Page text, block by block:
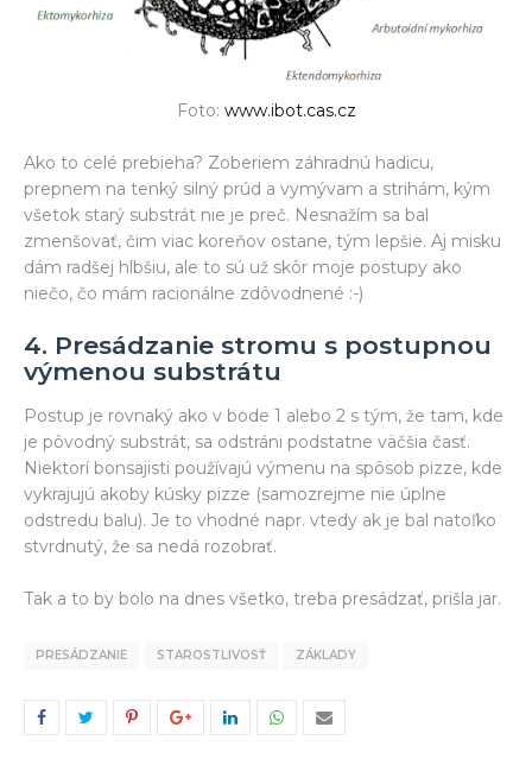
Foto: www.ibot.cas.cz
Ako to celé prebieha? Zoberiem záhradnú hadicu,
prepnem na tenký silný prúd a vymývam a strihám, kým
všetok starý substrát nie je preč. Nesnažím sa bal
zmenšovať, čim viac koreňov ostane, tým lepšie. Aj misku
dám radšej hlbšiu, ale to sú už skôr moje postupy ako
niečo, čo mám racionálne zdôvodnené :-)
4. Presádzanie stromu s postupnou
výmenou substrátu
Postup je rovnaký ako v bode 1 alebo 2 s tým, že tam, kde
je pôvodný substrát, sa odstráni podstatne väčšia časť.
Niektorí bonsajisti používajú výmenu na spôsob pizze, kde
vykrajujú akoby kúsky pizze (samozrejme nie úplne
odstredu balu). Je to vhodné napr. vtedy ak je bal natoľko
stvrdnutý, že sa nedá rozobrať.
Tak a to by bolo na dnes všetko, treba presádzať, prišla jar.
PRESÁDZANIE STAROSTLIVOSŤ ZÁKLADY